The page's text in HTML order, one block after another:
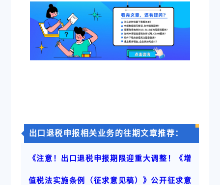
出口退税申报相关业务的往期文章推荐：
《注意！出口退税申报期限迎重大调整！《增
值税法实施条例（征求意见稿）》公开征求意